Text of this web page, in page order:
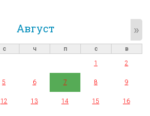
Август »
с ч п с
в
1
2
5 6 7 8 9
12 13 14 15 16